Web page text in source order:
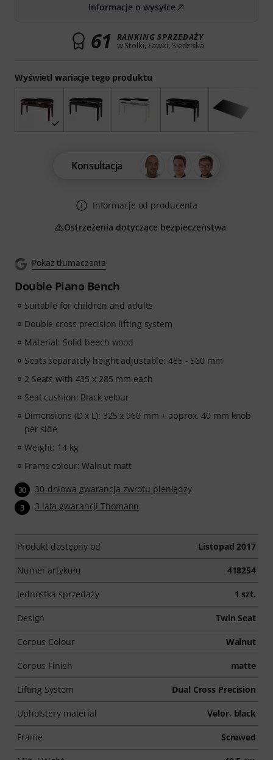
Pokaż tłumaczenia
Double Piano Bench
Suitable for children and adults
Double cross precision lifting system
Material: Solid beech wood
Seats separately height adjustable: 485 - 560 mm
2 Seats with 435 x 285 mm each
Seat cushion: Black velour
Dimensions (D x L): 325 x 960 mm + approx. 40 mm knob
per side
Weight: 14 kg
Frame colour: Walnut matt
30 30-dniowa gwarancja zwrotu pieniędzy
3 3 lata gwarancji Thomann
Produkt dostępny od Listopad 2017
Numer artykułu 418254
Jednostka sprzedaży 1 szt.
Design Twin Seat
Corpus Colour Walnut
Corpus Finish matte
Lifting System Dual Cross Precision
Upholstery material Velor, black
Frame Screwed
Wyświetl wariacje tego produktu
Informacje o wysyłce
61 RANKING SPRZEDAŻY
w Stołki, Ławki, Siedziska
Konsultacja
Informacje od producenta
Ostrzeżenia dotyczące bezpieczeństwa